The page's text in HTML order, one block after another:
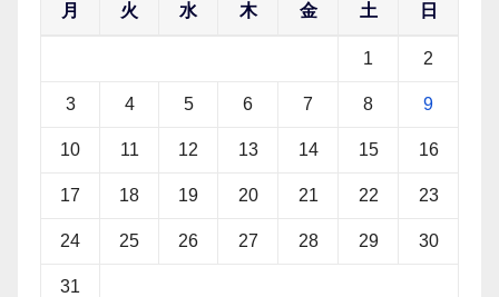
月 火 水 木 金 土 日
1 2
3 4 5 6 7 8 9
10 11 12 13 14 15 16
17 18 19 20 21 22 23
24 25 26 27 28 29 30
31